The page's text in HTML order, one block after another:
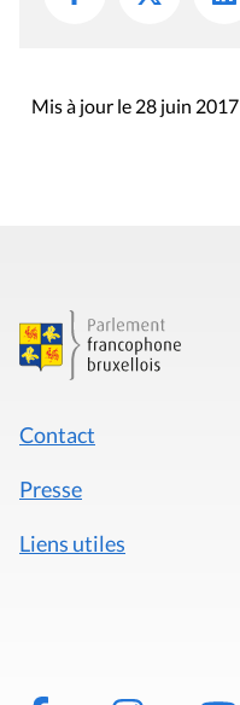
Mis à jour le 28 juin 2017
Contact
Presse
Liens utiles